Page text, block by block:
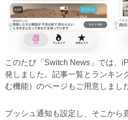
このたび「Switch News」では、
発しました。記事一覧とランキン
む機能）のページもご用意しまし
プッシュ通知も設定し、そこから